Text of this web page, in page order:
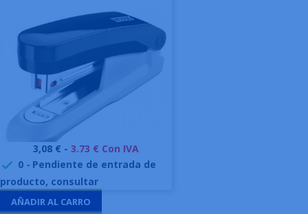
Precio
3,08 € - 3.73 € Con IVA
 0 - Pendiente de entrada de
producto, consultar
AÑADIR AL CARRO